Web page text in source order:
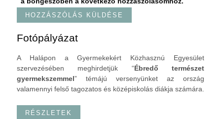
Fotópályázat
A Halápon a Gyermekekért Közhasznú Egyesület
szervezésében meghirdetjük “Ébredő természet
gyermekszemmel” témájú versenyünket az ország
valamennyi felső tagozatos és középiskolás diákja számára.
RÉSZLETEK